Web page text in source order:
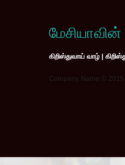
மேசியாவின்
கிறிஸ்துவாய் வாழ் |
Company Name © 2015